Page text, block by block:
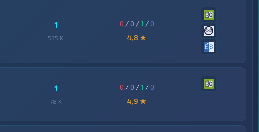
1
535 K
0 / 0 /1 /0
4,8 ★
1
78 K
0 / 0 /1 /0
4,9 ★